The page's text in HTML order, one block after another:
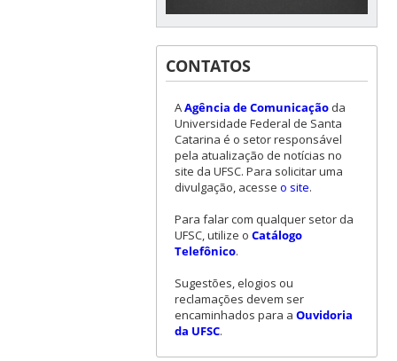
CONTATOS
AAgência de Comunicaçãoda
Universidade Federal de Santa
Catarina é o setor responsável
pela atualização de notícias no
site da UFSC. Para solicitar uma
divulgação, acesse o site.
Para falar com qualquer setor da
UFSC, utilize o Catálogo
Telefônico.
Sugestões, elogios ou
reclamações devem ser
encaminhados para a Ouvidoria
da UFSC.